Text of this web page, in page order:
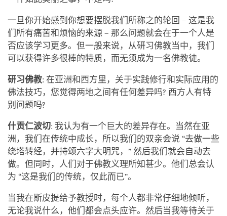
一旦你开始感到你想要摆脱我们所称之的轮回 – 这是我
们所有痛苦和烦恼的来源 – 那么问题就会在于一个人是
否应该学习更多。但一般来说，从研习佛教当中，我们
可以获得许多很棒的特质，而无须成为一名佛教徒。
研习佛教: 在亚洲和西方里，关于实践修行和实际应用的
佛法技巧，您觉得两地之间有任何差异吗? 西方人有特
别问题吗?
什贡仁波切: 我认为有一个巨大的差异存在。当然在亚
洲，我们在传统中成长，所以我们的双亲会说 “去做一些
绕塔转经，并持颂六字大明咒，” 然后我们就会自动去
做。但同时，人们对于佛教义理所知甚少。他们总会认
为 “这是我们的传统，仅此而已”。
当我在斯皮提给予教授时，每个人都非常仔细地倾听，
无论我说什么，他们都会点头应许。然后当我等待关于